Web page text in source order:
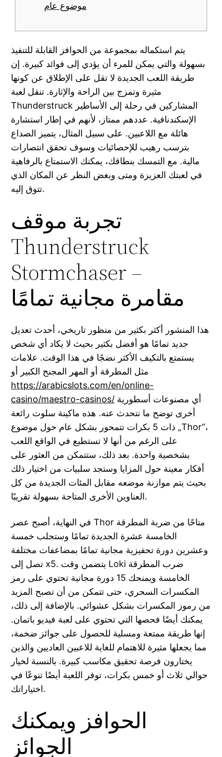
موضوع عام
يتم استكماله بمجموعة من الحوافز القابلة للتنفيذ
بسهولة والتي يمكن للمرء أن يؤدي إلى فوائد كبيرة. إن
طريقة اللعب الجديدة لا تقل على الإطلاق عن كونها
مثيرة وتمزج بين الراحة والإثارة. تنقل لعبة
Thunderstruck المشاركين في رحلة إلى الأساطير
الإسكندنافية. عددهم ممتاز، لأنهم في إطار استشارة
هائلة مع اللاعبين. على سبيل المثال، يتميز الصداع
بترسب رهيب للإحصائيات وسوف تحقق انتصارات
مالية. مع التمسك بنطاقك، يمكنك الاستمتاع بالرفاهية
في لعبتك العزيزة ومتى وبغض النظر عن المكان الذي
تتوق إليه.
تجربة موقف
Thunderstruck
Stormchaser –
مقامرة مجانية تمامًا
هذا المنشور أكثر بكثير من منظور تاريخي، أحدث تعديل
جديد تمامًا هو أفضل بكثير بحيث لا يكاد أي شخص
يستمتع بالتكيف الأكثر نضجًا في هذا الوقت. علامات
مثل المطرقة أو المهر المجنح الكبير أو
https://arabicslots.com/en/online-
casino/maestro-casinos/
أخرى توضح ما نتحدث عنه. هذه ماكينة سلوت رائعة
ذات 5 بكرات تتمحور بشكل عام حول موضوع „Thor“،
على الرغم من أنها لا تستطيع في الواقع اللعب
بشخصية واحدة. بعد ذلك، ستتمكن من العثور على
أفكار معينة حول المزايا وستجد سلبيات من اختيار ذلك
بحيث يتم موازنة موضعه مقابل المئات الجديدة من كل
العناوين الأخرى المتاحة بسهولة تقريبًا.
في النهاية، أصبح عصر Thor متاحًا من ضربة المطرقة
الخامسة عشرة الجديدة تمامًا وستجلب خمسة
وعشرين دورة تحفيزية مجانية تمامًا بمضاعفات مختلفة
تصل إلى x5. يتضمن وقت Loki ضرب المطرقة
الخامسة ويمنحك 15 دورة مجانية تحتوي على رمز
المكسرات السحري، حتى تتمكن من أن تصبح المزيد
من رموز المكسرات بشكل عشوائي. بالإضافة إلى ذلك،
يمكنك أيضًا فحصها التي تحتوي على لعبة فيديو باتمان.
إنها طريقة ممتعة ومسلية للحصول على جوائز ضخمة،
مما يجعلها مثيرة للاهتمام للغاية للاعبين العاديين والذين
يختارون فرصة تحقيق مكاسب كبيرة. بالنسبة لخيار
حوالي ثلاث أو خمس بكرات، توفر اللعبة أيضًا تنوعًا في
اختياراتك.
الحوافز ويمكنك
الجوائز